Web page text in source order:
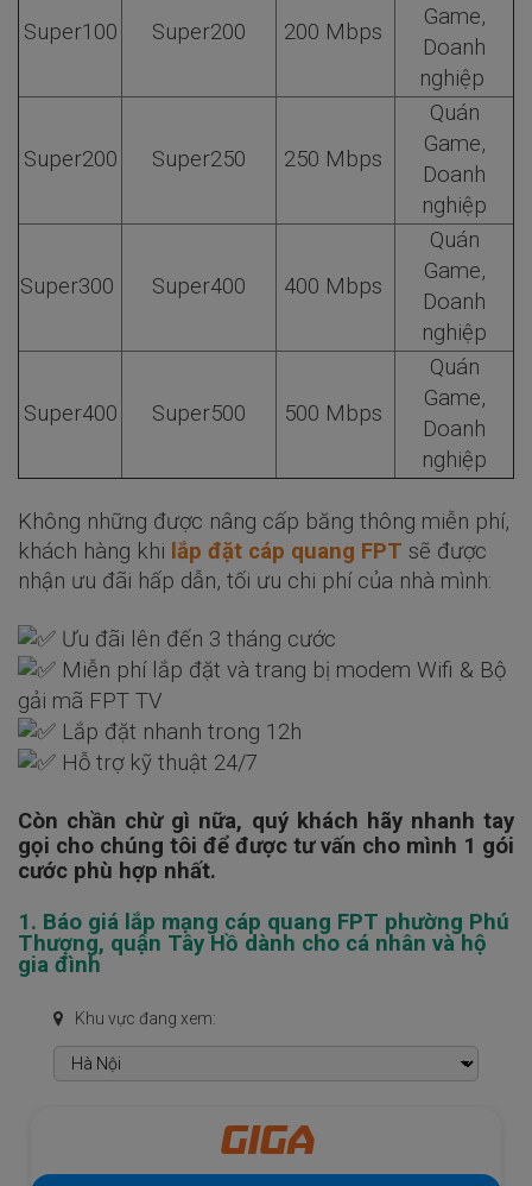
Super100 Super200 200 Mbps
Game,
Doanh
nghiệp
Super200 Super250 250 Mbps
Quán
Game,
Doanh
nghiệp
Super300 Super400 400 Mbps
Quán
Game,
Doanh
nghiệp
Super400 Super500 500 Mbps
Quán
Game,
Doanh
nghiệp
Không những được nâng cấp băng thông miễn phí,
khách hàng khi lắp đặt cáp quang FPT sẽ được
nhận ưu đãi hấp dẫn, tối ưu chi phí của nhà mình:
Ưu đãi lên đến 3 tháng cước
Miễn phí lắp đặt và trang bị modem Wifi & Bộ
gải mã FPT TV
Lắp đặt nhanh trong 12h
Hỗ trợ kỹ thuật 24/7
Còn chần chừ gì nữa, quý khách hãy nhanh tay
gọi cho chúng tôi để được tư vấn cho mình 1 gói
cước phù hợp nhất.
1. Báo giá lắp mạng cáp quang FPT phường Phú
Thượng, quận Tây Hồ dành cho cá nhân và hộ
gia đình
Khu vực đang xem:
SKY